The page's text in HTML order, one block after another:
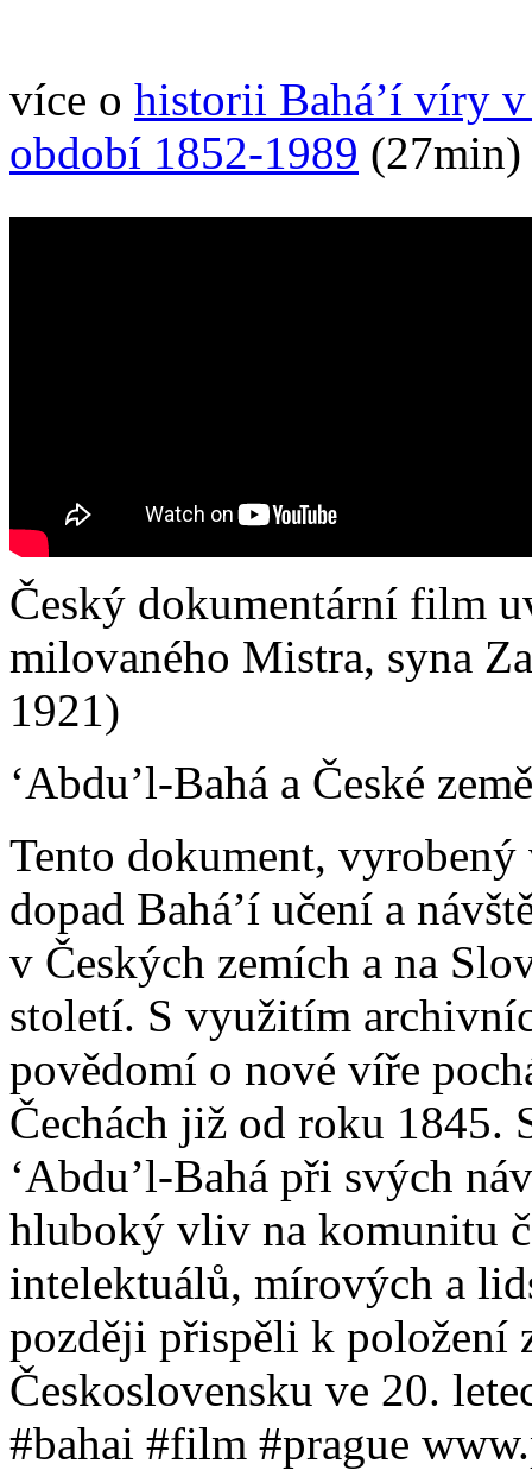
více o historii Bahá’í víry
období 1852-1989
Český dokumentární film
milovaného Mistra, syna
1921)
ʻAbdu’l-Bahá a České země
Tento dokument,
dopad Bahá’í učení a
v Českých zemích a na
století. S využitím
povědomí o nové víře
Čechách již od roku 1845.
‘Abdu’l-Bahá při svých
hluboký vliv na komunitu
intelektuálů, mírových a
později přispěli k položení
Československu ve 20.
#bahai #film #prague